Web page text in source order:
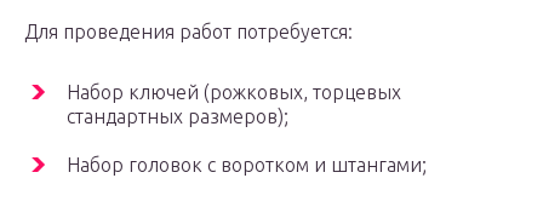
Для проведения работ потребуется:
Набор ключей (рожковых, торцевых
стандартных размеров);
Набор головок с воротком и штангами;